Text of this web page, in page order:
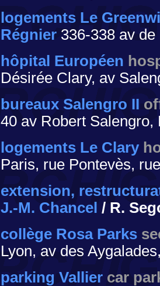
logements Le
Régnier 336-338 av
hôpital Européen
Désirée Clary, av
bureaux Salengro II
40 av Robert
logements Le Clary
Paris, rue Pontevès,
extension,
J.-M. Chancel / R.
collège Rosa Parks
Lyon, av des
parking Vallier car